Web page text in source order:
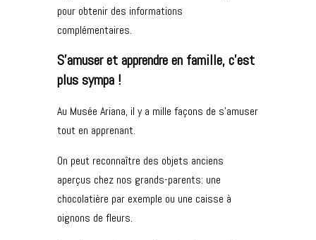
pour obtenir des informations
complémentaires.
S’amuser et apprendre en famille, c’est
plus sympa !
Au Musée Ariana, il y a mille façons de s’amuser
tout en apprenant.
On peut reconnaître des objets anciens
aperçus chez nos grands-parents: une
chocolatière par exemple ou une caisse à
oignons de fleurs.